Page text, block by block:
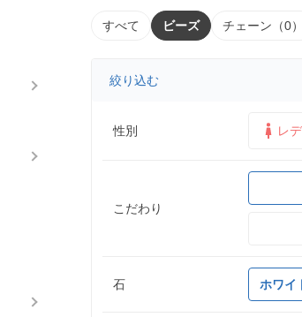
すべて ビーズ チェーン（0）
絞り込む
性別 レ
こだわり
石 ホワイ